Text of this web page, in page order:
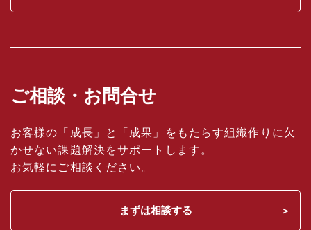
ご相談・お問合せ
お客様の「成長」と「成果」をもたらす組織作りに欠
かせない課題解決をサポートします。
お気軽にご相談ください。
まずは相談する